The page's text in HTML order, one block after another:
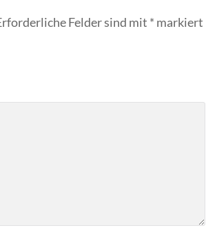
Felder sind mit * markiert